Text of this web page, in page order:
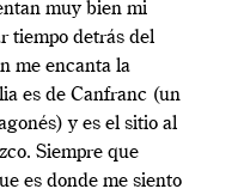
muy bien mi
tiempo detrás del
me encanta la
es de Canfranc (un
y es el sitio al
Siempre que
es donde me siento